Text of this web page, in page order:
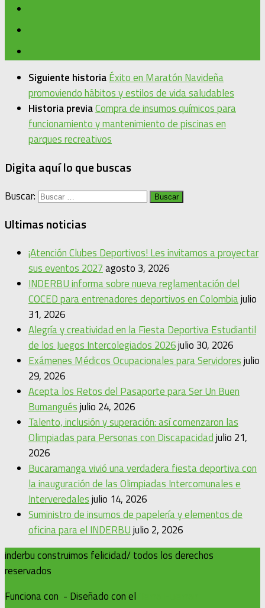
Siguiente historiaÉxito en Maratón Navideña
promoviendo hábitos y estilos de vida saludables
Historia previaCompra de insumos químicos para
funcionamiento y mantenimiento de piscinas en
parques recreativos
Digita aquí lo que buscas
Buscar:
Ultimas noticias
¡Atención Clubes Deportivos! Les invitamos a proyectar
sus eventos 2027agosto 3, 2026
INDERBU informa sobre nueva reglamentación del
COCED para entrenadores deportivos en Colombiajulio
31, 2026
Alegría y creatividad en la Fiesta Deportiva Estudiantil
de los Juegos Intercolegiados 2026julio 30, 2026
Exámenes Médicos Ocupacionales para Servidoresjulio
29, 2026
Acepta los Retos del Pasaporte para Ser Un Buen
Bumanguésjulio 24, 2026
Talento, inclusión y superación: así comenzaron las
Olimpiadas para Personas con Discapacidadjulio 21,
2026
Bucaramanga vivió una verdadera fiesta deportiva con
la inauguración de las Olimpiadas Intercomunales e
Interveredalesjulio 14, 2026
Suministro de insumos de papelería y elementos de
oficina para el INDERBUjulio 2, 2026
inderbu construimos felicidad/ todos los derechos
reservados
Funciona con - Diseñado con el